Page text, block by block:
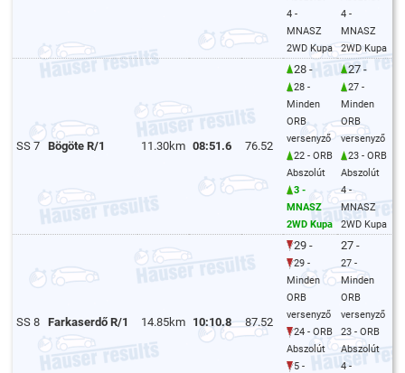
4 -
MNASZ
2WD Kupa
4 -
MNASZ
2WD Kupa
SS 7 Bögöte R/1 11.30km 08:51.6 76.52
28 -
28 -
Minden
ORB
versenyző
22 - ORB
Abszolút
3 -
MNASZ
2WD Kupa
27 -
27 -
Minden
ORB
versenyző
23 - ORB
Abszolút
4 -
MNASZ
2WD Kupa
SS 8 Farkaserdő R/1 14.85km 10:10.8 87.52
29 -
29 -
Minden
ORB
versenyző
24 - ORB
Abszolút
5 -
27 -
27 -
Minden
ORB
versenyző
23 - ORB
Abszolút
4 -